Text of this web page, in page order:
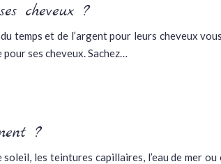
cheveux ?
temps et de l’argent pour leurs cheveux
ses cheveux. Sachez…
?
les teintures capillaires, l’eau de mer